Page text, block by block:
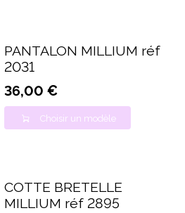
PANTALON MILLIUM réf
2031
36,00 €
Choisir un modèle
COTTE BRETELLE
MILLIUM réf 2895